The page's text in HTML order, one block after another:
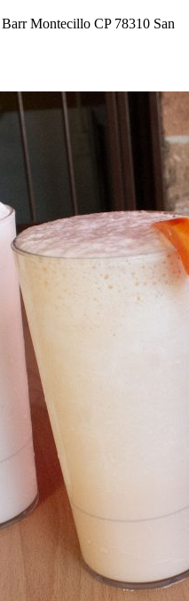
Montecillo CP 78310 San